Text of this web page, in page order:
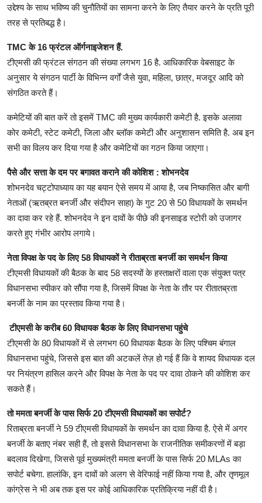
उद्देश्य के साथ भविष्य की चुनौतियों का सामना करने के लिए तैयार करने के प्रति पूरी
तरह से प्रतिबद्ध है।
TMC के 16 फ्रंटल ऑर्गनाइजेशन हैं.
टीएमसी की फ्रंटल संगठन की संख्या लगभग 16 है. आधिकारिक वेबसाइट के
अनुसार ये संगठन पार्टी के विभिन्न वर्गों जैसे युवा, महिला, छात्र, मजदूर आदि को
संगठित करते हैं।
कमेटियों की बात करें तो इसमें TMC की मुख्य कार्यकारी कमेटी है. इसके अलावा
कोर कमेटी, स्टेट कमेटी, जिला और ब्लॉक कमेटी और अनुशासन समिति है. अब इन
सभी का विलय कर दिया गया है और कमेटियों का गठन किया जाएगा।
पैसे और सत्ता के दम पर बगावत कराने की कोशिश : शोभनदेव
शोभनदेव चट्टोपाध्याय का यह बयान ऐसे समय में आया है, जब निष्कासित और बागी
नेताओं (ऋतब्रत बनर्जी और संदीपन साहा) के गुट 20 से 50 विधायकों के समर्थन
का दावा कर रहे हैं. शोभनदेव ने इन दावों के पीछे की इनसाइड स्टोरी को उजागर
करते हुए गंभीर आरोप लगाये।
नेता विपक्ष के पद के लिए 58 विधायकों ने रीताब्रता बनर्जी का समर्थन किया
टीएमसी विधायकों की बैठक के बाद 58 सदस्यों के हस्ताक्षरों वाला एक संयुक्त पत्र
विधानसभा स्पीकर को सौंपा गया है, जिसमें विपक्ष के नेता के तौर पर रीतातब्रता
बनर्जी के नाम का प्रस्ताव किया गया है।
टीएमसी के करीब 60 विधायक बैठक के लिए विधानसभा पहुंचे
टीएमसी के 80 विधायकों में से लगभग 60 विधायक बैठक के लिए पश्चिम बंगाल
विधानसभा पहुंचे, जिससे इस बात की अटकलें तेज़ हो गई हैं कि वे शायद विधायक दल
पर नियंत्रण हासिल करने और विपक्ष के नेता के पद पर दावा ठोकने की कोशिश कर
सकते हैं।
तो ममता बनर्जी के पास सिर्फ 20 टीएमसी विधायकों का सपोर्ट?
रिताब्रता बनर्जी ने 59 टीएमसी विधायकों के समर्थन का दावा किया है. ऐसे में अगर
बनर्जी के बताए नंबर सही हैं, तो इससे विधानसभा के राजनीतिक समीकरणों में बड़ा
बदलाव दिखेगा, जिससे पूर्व मुख्यमंत्री ममता बनर्जी के पास सिर्फ 20 MLAs का
सपोर्ट बचेगा. हालांकि, इन दावों को अलग से वेरिफाई नहीं किया गया है, और तृणमूल
कांग्रेस ने भी अब तक इस पर कोई आधिकारिक प्रतिक्रिया नहीं दी है।